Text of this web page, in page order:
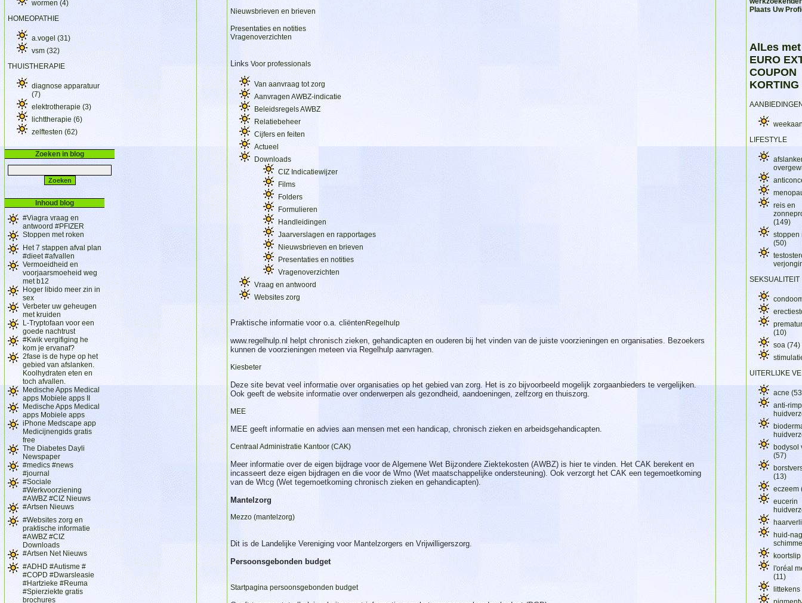
wormen (4)
HOMEOPATHIE
a.vogel (31)
vsm (32)
THUISTHERAPIE
diagnose apparatuur
(7)
elektrotherapie (3)
lichttherapie (6)
zelftesten (62)
Zoeken in blog
Inhoud blog
#Viagra vraag en
antwoord #PFIZER
Stoppen met roken
Het 7 stappen afval plan
#dieet #afvallen
Vermoeidheid en
voorjaarsmoeheid weg
met b12
Hoger libido meer zin in
sex
Verbeter uw geheugen
met kruiden
L-Tryptofaan voor een
goede nachtrust
#Kwik vergifiging he
kom je ervanaf?
2fase is de hype op het
gebied van afslanken.
Koolhydraten eten en
toch afvallen.
Medische Apps Medical
apps Mobiele apps II
Medische Apps Medical
apps Mobiele apps
iPhone Medscape app
Medicijnengids gratis
free
The Diabetes Dayli
Newspaper
#medics #news
#journal
#Sociale
#Werkvoorziening
#AWBZ #CIZ Nieuws
#Artsen Nieuws
#Websites zorg en
praktische informatie
#AWBZ #CIZ
Downloads
#Artsen Net Nieuws
#ADHD #Autisme #
#COPD #Dwarsleasie
#Hartzieke #Reuma
#Spierziekte gratis
brochures
Nieuwsbrieven en brieven
Presentaties en notities
Vragenoverzichten
Links Voor professionals
Van aanvraag tot zorg
Aanvragen AWBZ-indicatie
Beleidsregels AWBZ
Relatiebeheer
Cijfers en feiten
Actueel
Downloads
CIZ Indicatiewijzer
Films
Folders
Formulieren
Handleidingen
Jaarverslagen en rapportages
Nieuwsbrieven en brieven
Presentaties en notities
Vragenoverzichten
Vraag en antwoord
Websites zorg
Praktische informatie voor o.a. cliëntenRegelhulp
www.regelhulp.nl helpt chronisch zieken, gehandicapten en ouderen bij het vinden van de juiste voorzieningen en organisaties. Bezoekers
kunnen de voorzieningen meteen via Regelhulp aanvragen.
Kiesbeter
Deze site bevat veel informatie over organisaties op het gebied van zorg. Het is zo bijvoorbeeld mogelijk zorgaanbieders te vergelijken.
Ook geeft de website informatie over onderwerpen als gezondheid, aandoeningen, zelfzorg en thuiszorg.
MEE
MEE geeft informatie en advies aan mensen met een handicap, chronisch zieken en arbeidsgehandicapten.
Centraal Administratie Kantoor (CAK)
Meer informatie over de eigen bijdrage voor de Algemene Wet Bijzondere Ziektekosten (AWBZ) is hier te vinden. Het CAK berekent en
incasseert deze eigen bijdragen en die voor de Wmo (Wet maatschappelijke ondersteuning). Ook verzorgt het CAK een tegemoetkoming
van de Wtcg (Wet tegemoetkoming chronisch zieken en gehandicapten).
Mantelzorg
Mezzo (mantelzorg)
Dit is de Landelijke Vereniging voor Mantelzorgers en Vrijwilligerszorg.
Persoonsgebonden budget
Startpagina persoonsgebonden budget
Plaats Uw
AlLes
EURO
COUPON
KORTING
LIFESTYLE
reis en
(149)
stoppen
(50)
SEKSUALITEIT
(10)
soa (74)
UITERLIJKE
acne
anti-
bodysol
(57)
(13)
eczeem
eucerin
huid-
koortslip
l'oréal
(11)
littekens